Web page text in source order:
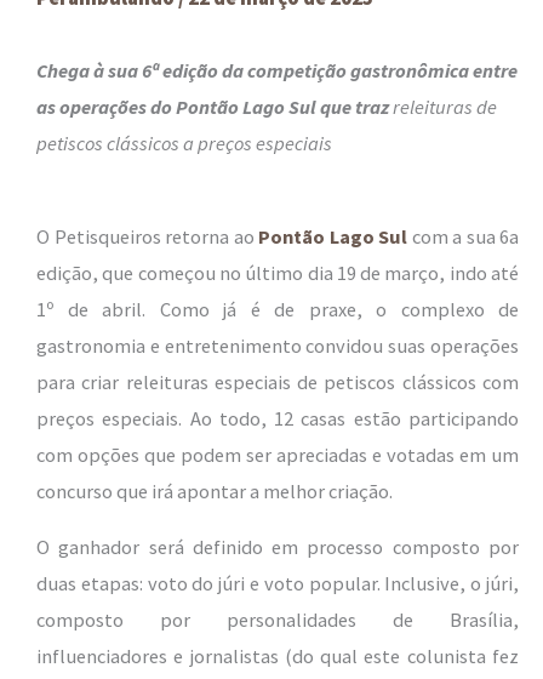
Chega à sua 6ª edição da competição gastronômica entre
as operações do Pontão Lago Sul que trazreleituras de
petiscos clássicos a preços especiais
O Petisqueiros retorna ao Pontão Lago Sul com a sua 6a
edição, que começou no último dia 19 de março, indo até
1º de abril. Como já é de praxe, o complexo de
gastronomia e entretenimento convidou suas operações
para criar releituras especiais de petiscos clássicos com
preços especiais. Ao todo, 12 casas estão participando
com opções que podem ser apreciadas e votadas em um
concurso que irá apontar a melhor criação.
O ganhador será definido em processo composto por
duas etapas: voto do júri e voto popular. Inclusive, o júri,
composto por personalidades de Brasília,
influenciadores e jornalistas (do qual este colunista fez